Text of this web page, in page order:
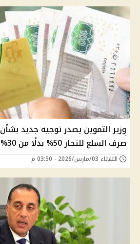
وزير التموين يصدر توجيه جديد
صرف السلع للتجار 50% بدلًا من 30%
الثلاثاء 03/مارس/2026 - 03:50 م